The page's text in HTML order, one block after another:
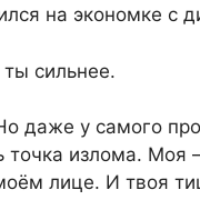
на экономке с
сильнее.
даже у самого
точка излома. Моя
лице. И твоя